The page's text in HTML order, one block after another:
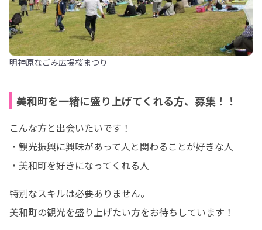
明神原なごみ広場桜まつり
美和町を一緒に盛り上げてくれる方、募集！！
こんな方と出会いたいです！
・観光振興に興味があって人と関わることが好きな人
・美和町を好きになってくれる人
特別なスキルは必要ありません。
美和町の観光を盛り上げたい方をお待ちしています！